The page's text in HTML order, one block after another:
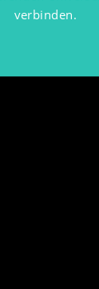
verbinden.